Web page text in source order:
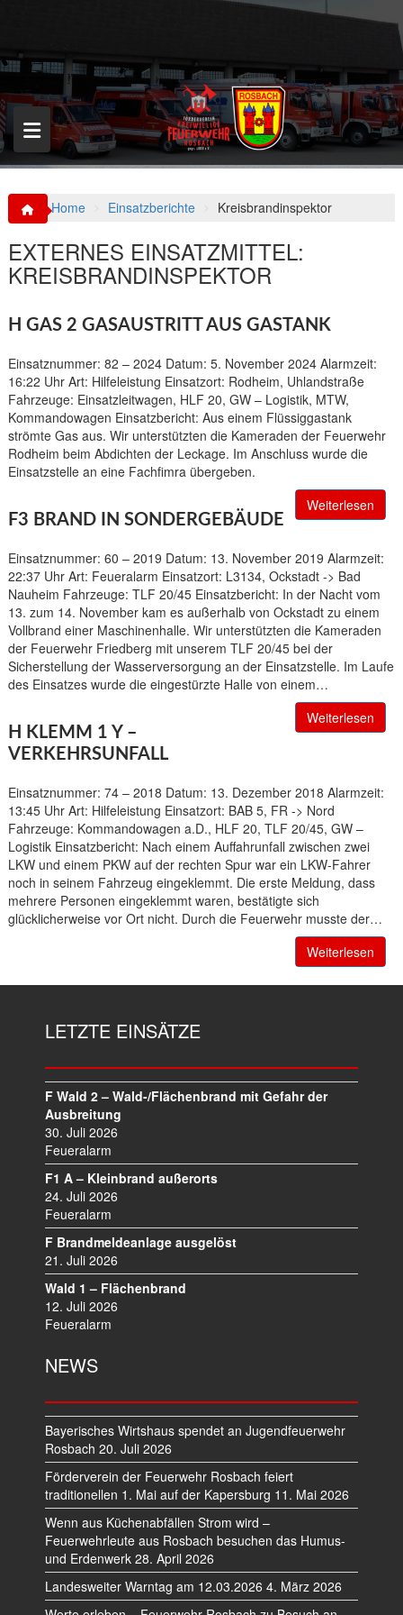
p
o
c
o
n
t
Home Einsatzberichte Kreisbrandinspektor
EXTERNES EINSATZMITTEL:
KREISBRANDINSPEKTOR
H GAS 2 GASAUSTRITT AUS GASTANK
Einsatznummer: 82 – 2024 Datum: 5. November 2024 Alarmzeit:
16:22 Uhr Art: Hilfeleistung Einsatzort: Rodheim, Uhlandstraße
Fahrzeuge: Einsatzleitwagen, HLF 20, GW – Logistik, MTW,
Kommandowagen Einsatzbericht: Aus einem Flüssiggastank
strömte Gas aus. Wir unterstützten die Kameraden der Feuerwehr
Rodheim beim Abdichten der Leckage. Im Anschluss wurde die
Einsatzstelle an eine Fachfimra übergeben.
Weiterlesen
F3 BRAND IN SONDERGEBÄUDE
Einsatznummer: 60 – 2019 Datum: 13. November 2019 Alarmzeit:
22:37 Uhr Art: Feueralarm Einsatzort: L3134, Ockstadt -> Bad
Nauheim Fahrzeuge: TLF 20/45 Einsatzbericht: In der Nacht vom
13. zum 14. November kam es außerhalb von Ockstadt zu einem
Vollbrand einer Maschinenhalle. Wir unterstützten die Kameraden
der Feuerwehr Friedberg mit unserem TLF 20/45 bei der
Sicherstellung der Wasserversorgung an der Einsatzstelle. Im Laufe
des Einsatzes wurde die eingestürzte Halle von einem…
Weiterlesen
H KLEMM 1 Y –
VERKEHRSUNFALL
Einsatznummer: 74 – 2018 Datum: 13. Dezember 2018 Alarmzeit:
13:45 Uhr Art: Hilfeleistung Einsatzort: BAB 5, FR -> Nord
Fahrzeuge: Kommandowagen a.D., HLF 20, TLF 20/45, GW –
Logistik Einsatzbericht: Nach einem Auffahrunfall zwischen zwei
LKW und einem PKW auf der rechten Spur war ein LKW-Fahrer
noch in seinem Fahrzeug eingeklemmt. Die erste Meldung, dass
mehrere Personen eingeklemmt waren, bestätigte sich
glücklicherweise vor Ort nicht. Durch die Feuerwehr musste der…
Weiterlesen
LETZTE EINSÄTZE
F Wald 2 – Wald-/Flächenbrand mit Gefahr der
Ausbreitung
30. Juli 2026
Feueralarm
F1 A – Kleinbrand außerorts
24. Juli 2026
Feueralarm
F Brandmeldeanlage ausgelöst
21. Juli 2026
Wald 1 – Flächenbrand
12. Juli 2026
Feueralarm
NEWS
Bayerisches Wirtshaus spendet an Jugendfeuerwehr
Rosbach 20. Juli 2026
Förderverein der Feuerwehr Rosbach feiert
traditionellen 1. Mai auf der Kapersburg 11. Mai 2026
Wenn aus Küchenabfällen Strom wird –
Feuerwehrleute aus Rosbach besuchen das Humus-
und Erdenwerk 28. April 2026
Landesweiter Warntag am 12.03.2026 4. März 2026